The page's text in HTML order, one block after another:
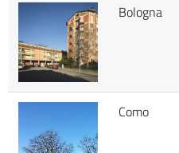
Bologna
Como